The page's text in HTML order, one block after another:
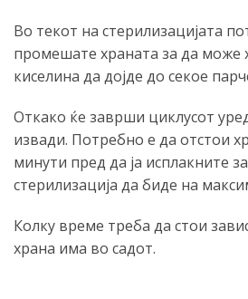
Во текот на стерилизацијата
промешате храната за да може
киселина да дојде до секое
Откако ќе заврши циклусот
извади. Потребно е да отстои
минути пред да ја исплакните
стерилизација да биде на
Колку време треба да стои
храна има во садот.